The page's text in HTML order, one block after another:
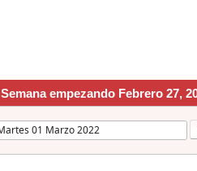
Semana empezando Febrero 27,